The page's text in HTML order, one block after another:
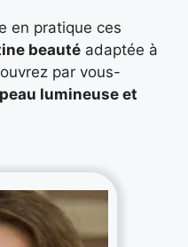
en pratique ces
beauté adaptée à
par vous-
peau lumineuse et